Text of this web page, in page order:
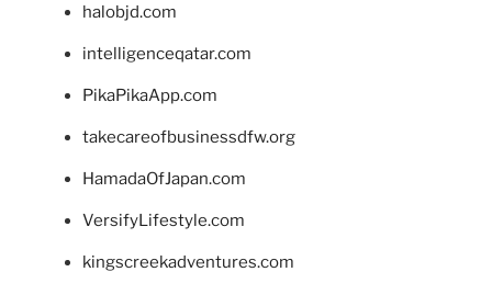
halobjd.com
intelligenceqatar.com
PikaPikaApp.com
takecareofbusinessdfw.org
HamadaOfJapan.com
VersifyLifestyle.com
kingscreekadventures.com